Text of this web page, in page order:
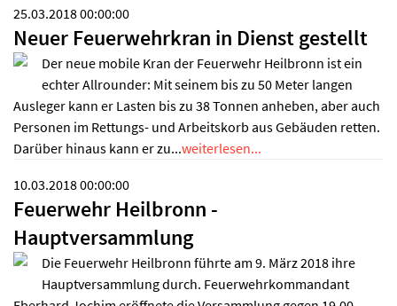
25.03.2018 00:00:00
Neuer Feuerwehrkran in Dienst gestellt
Der neue mobile Kran der Feuerwehr Heilbronn ist ein
echter Allrounder: Mit seinem bis zu 50 Meter langen
Ausleger kann er Lasten bis zu 38 Tonnen anheben, aber auch
Personen im Rettungs- und Arbeitskorb aus Gebäuden retten.
Darüber hinaus kann er zu...weiterlesen...
10.03.2018 00:00:00
Feuerwehr Heilbronn -
Hauptversammlung
Die Feuerwehr Heilbronn führte am 9. März 2018 ihre
Hauptversammlung durch. Feuerwehrkommandant